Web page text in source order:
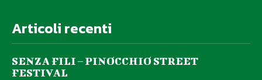
Articoli recenti
SENZA FILI – PINOCCHIO STREET
FESTIVAL